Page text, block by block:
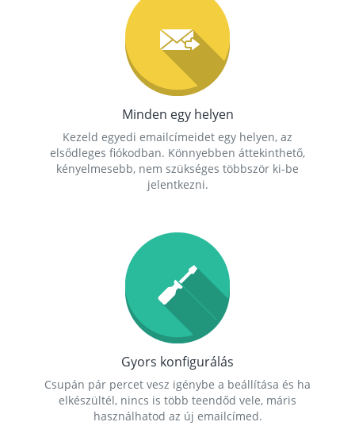
Minden egy helyen
Kezeld egyedi emailcímeidet egy helyen, az
elsődleges fiókodban. Könnyebben áttekinthető,
kényelmesebb, nem szükséges többször ki-be
jelentkezni.
Gyors konfigurálás
Csupán pár percet vesz igénybe a beállítása és ha
elkészültél, nincs is több teendőd vele, máris
használhatod az új emailcímed.